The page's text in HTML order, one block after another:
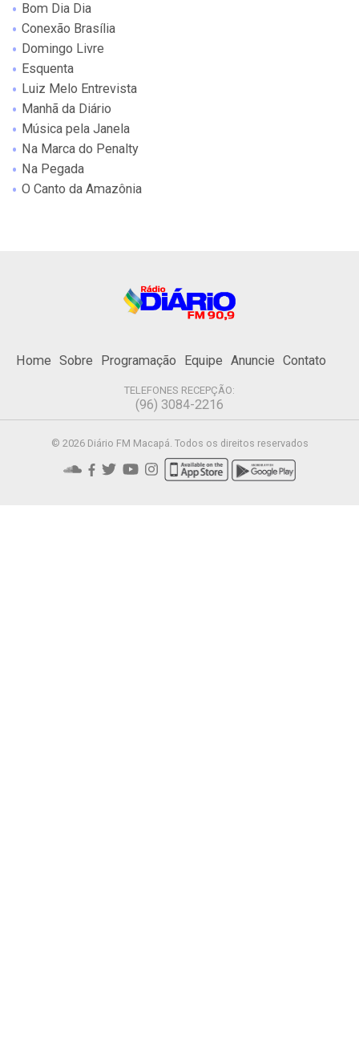
Bom Dia Dia
Conexão Brasília
Domingo Livre
Esquenta
Luiz Melo Entrevista
Manhã da Diário
Música pela Janela
Na Marca do Penalty
Na Pegada
O Canto da Amazônia
Home Sobre Programação Equipe Anuncie Contato
TELEFONES RECEPÇÃO:
(96) 3084-2216
© 2026 Diário FM Macapá. Todos os direitos reservados